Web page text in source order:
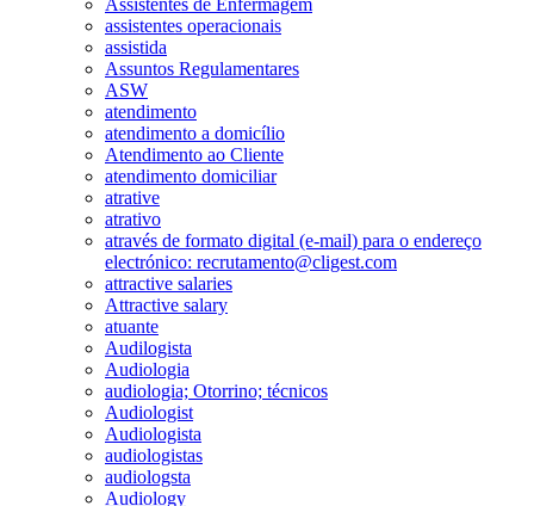
assistentes operacionais
assistida
Assuntos Regulamentares
ASW
atendimento
atendimento a domicílio
Atendimento ao Cliente
atendimento domiciliar
atrative
atrativo
através de formato digital (e-mail) para o endereço
electrónico: recrutamento@cligest.com
attractive salaries
Attractive salary
atuante
Audilogista
Audiologia
audiologia; Otorrino; técnicos
Audiologist
Audiologista
audiologistas
audiologsta
Audiology